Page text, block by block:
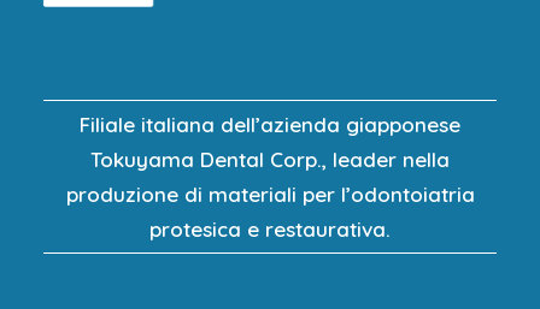
Filiale italiana dell’azienda giapponese
Tokuyama Dental Corp., leader nella
produzione di materiali per l’odontoiatria
protesica e restaurativa.